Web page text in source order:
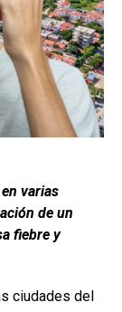
varias
de un
fiebre y
ciudades del